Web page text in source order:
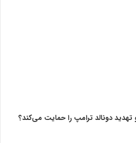
دونالد ترامپ را حمایت می‌کند؟